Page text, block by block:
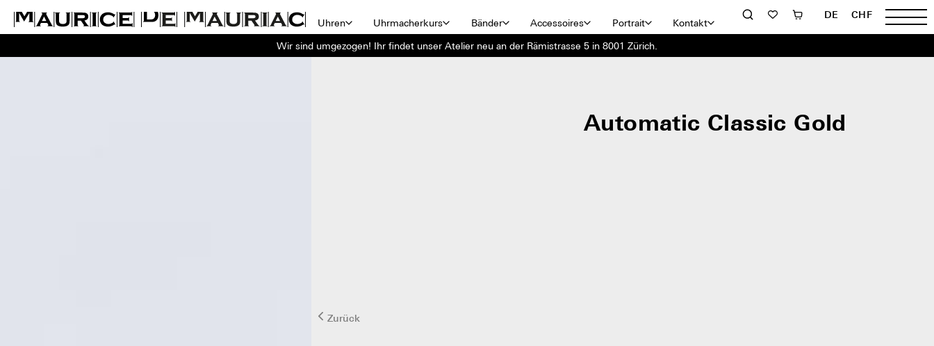
Uhren Uhrmacherkurs Bänder Accessoires Portrait Kontakt
DE CHF
Wir sind umgezogen! Ihr findet unser Atelier neu an der Rämistrasse 5 in 8001 Zürich.
Zurück
Automatic Classic Gold